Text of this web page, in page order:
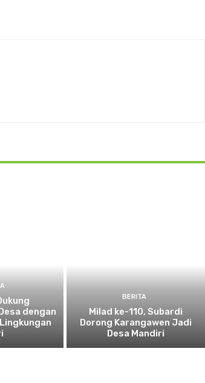
dengan
BERITA
Milad ke-110, Subardi
Dorong Karangawen Jadi
Desa Mandiri